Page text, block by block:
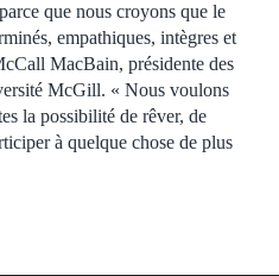
que nous croyons que le
empathiques, intègres et
MacBain, présidente des
McGill. « Nous voulons
la possibilité de rêver, de
à quelque chose de plus